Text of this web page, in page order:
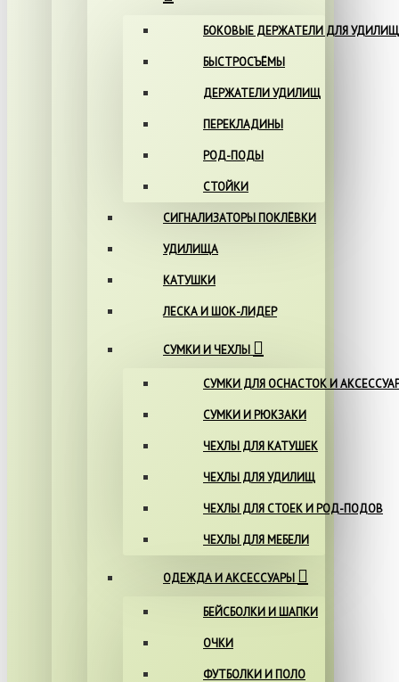
БОКОВЫЕ ДЕРЖАТЕЛИ ДЛЯ УДИЛИЩ
БЫСТРОСЪЁМЫ
ДЕРЖАТЕЛИ УДИЛИЩ
ПЕРЕКЛАДИНЫ
РОД-ПОДЫ
СТОЙКИ
СИГНАЛИЗАТОРЫ ПОКЛЁВКИ
УДИЛИЩА
КАТУШКИ
ЛЕСКА И ШОК-ЛИДЕР
СУМКИ И ЧЕХЛЫ
СУМКИ ДЛЯ ОСНАСТОК И
СУМКИ И РЮКЗАКИ
ЧЕХЛЫ ДЛЯ КАТУШЕК
ЧЕХЛЫ ДЛЯ УДИЛИЩ
ЧЕХЛЫ ДЛЯ СТОЕК И РОД-ПОДОВ
ЧЕХЛЫ ДЛЯ МЕБЕЛИ
ОДЕЖДА И АКСЕССУАРЫ
БЕЙСБОЛКИ И ШАПКИ
ОЧКИ
ФУТБОЛКИ И ПОЛО